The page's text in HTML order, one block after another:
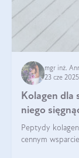
mgr inż.
23 cze 2025
Kolagen
niego
Peptydy
cennym